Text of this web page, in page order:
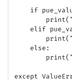
if
elif
    else:
except